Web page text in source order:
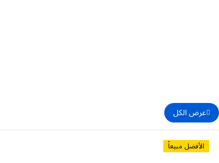
عرض الكل
الأفضل مبيعاً